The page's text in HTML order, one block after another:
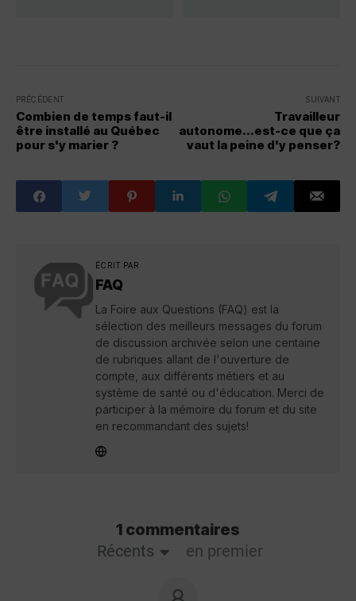
PRÉCÉDENT
Combien de temps faut-il
être installé au Québec
pour s'y marier ?
SUIVANT
Travailleur
autonome...est-ce que ça
vaut la peine d'y penser?
ÉCRIT PAR
FAQ
La Foire aux Questions (FAQ) est la
sélection des meilleurs messages du forum
de discussion archivée selon une centaine
de rubriques allant de l'ouverture de
compte, aux différents métiers et au
système de santé ou d'éducation. Merci de
participer à la mémoire du forum et du site
en recommandant des sujets!
1 commentaires
Récents
en premier